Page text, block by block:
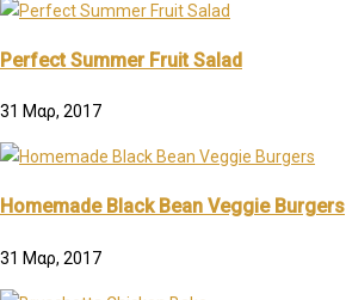
Perfect Summer Fruit Salad
31 Μαρ, 2017
Homemade Black Bean Veggie Burgers
31 Μαρ, 2017